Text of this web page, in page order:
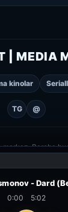
| MEDIA
kinolar
TG @
Barcha
- Dard
0:00 5:02